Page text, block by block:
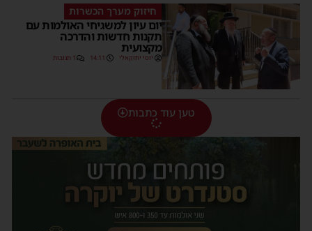
חיזוק מערך הכשרות
יום עיון למשגיחי האולמות עם
תקנות חדשות והדרכה
מקצועית
יוסי יחזקאלי 14:11 1 תגובות
טען עוד כתבות